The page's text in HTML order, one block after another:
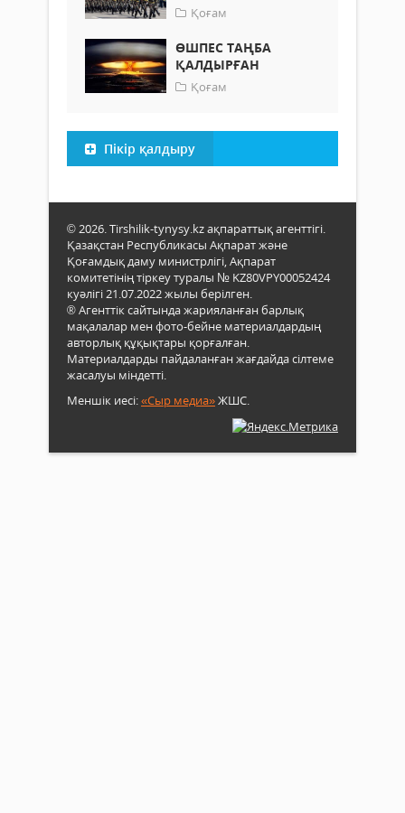
Қоғам
ӨШПЕС ТАҢБА
ҚАЛДЫРҒАН
Қоғам
Пікір қалдыру
© 2026. Tirshilik-tynysy.kz ақпараттық агенттігі.
Қазақстан Республикасы Ақпарат және
Қоғамдық даму министрлігі, Ақпарат
комитетінің тіркеу туралы № KZ80VPY00052424
куәлігі 21.07.2022 жылы берілген.
® Агенттік сайтында жарияланған барлық
мақалалар мен фото-бейне материалдардың
авторлық құқықтары қорғалған.
Материалдарды пайдаланған жағдайда сілтеме
жасалуы міндетті.
Меншік иесі:«Сыр медиа»ЖШС.